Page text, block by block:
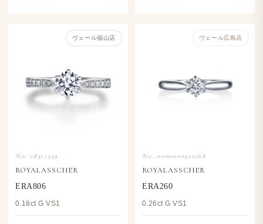
ヴェール福山店
No. 28511359
ROYALASSCHER
ERA806
0.18ct G VS1
ヴェール​広島店
No. 0000000522168
ROYALASSCHER
ERA260
0.26ct G VS1